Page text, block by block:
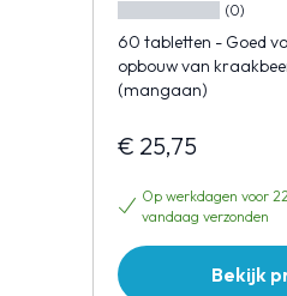
(0)
60 tabletten - Goed
opbouw van
(mangaan)
€ 25,75
Op werkdagen voor
vandaag verzonden
Bekijk